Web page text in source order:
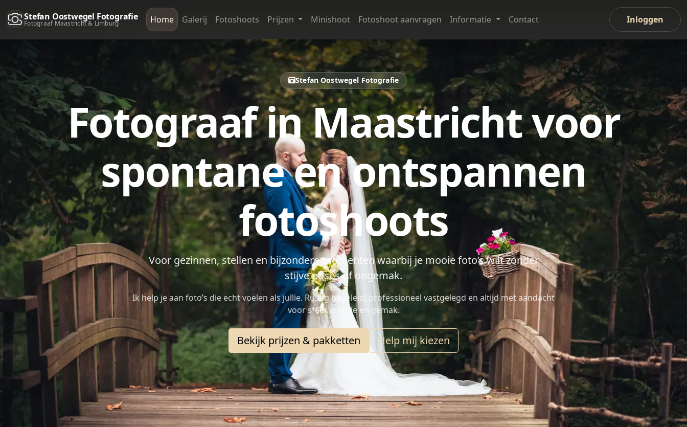
Stefan Oostwegel Fotografie
Fotograaf Maastricht & Limburg Home Galerij Fotoshoots Prijzen Minishoot Fotoshoot aanvragen Informatie Contact Inloggen
Stefan Oostwegel Fotografie
Fotograaf in Maastricht voor
spontane en ontspannen
fotoshoots
Voor gezinnen, stellen en bijzondere momenten waarbij je mooie foto’s wilt zonder
stijve poses of ongemak.
Ik help je aan foto’s die echt voelen als jullie. Rustig begeleid, professioneel vastgelegd en altijd met aandacht
voor sfeer, emotie en gemak.
Bekijk prijzen & pakketten Help mij kiezen